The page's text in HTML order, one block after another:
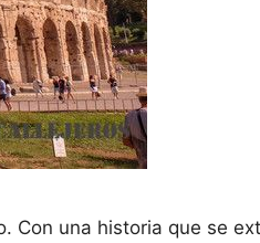
Con una historia que se